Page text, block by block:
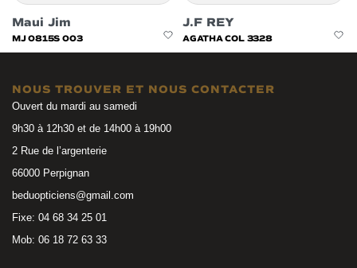
Maui Jim
MJ 0815S 003
J.F REY
AGATHA COL 3328
NOUS TROUVER ET NOUS CONTACTER
Ouvert du mardi au samedi
9h30 à 12h30 et de 14h00 à 19h00
2 Rue de l’argenterie
66000 Perpignan
beduopticiens@gmail.com
Fixe: 04 68 34 25 01
Mob: 06 18 72 63 33